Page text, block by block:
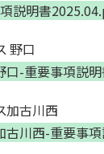
説明書
野口
口-重要事項説
加古川西
古川西-重要事